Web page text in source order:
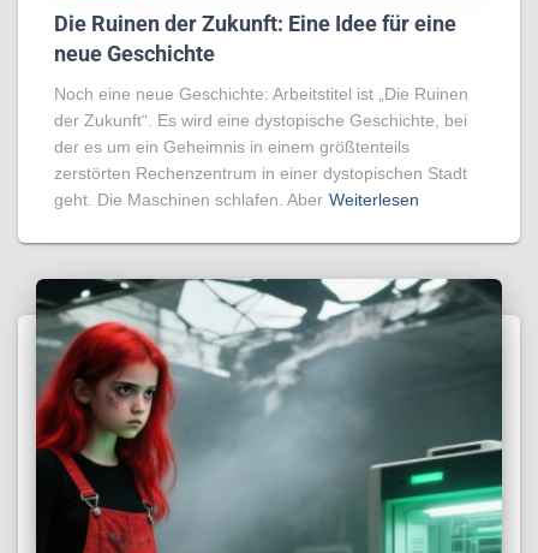
Die Ruinen der Zukunft: Eine Idee für eine
neue Geschichte
Noch eine neue Geschichte: Arbeitstitel ist „Die Ruinen
der Zukunft“. Es wird eine dystopische Geschichte, bei
der es um ein Geheimnis in einem größtenteils
zerstörten Rechenzentrum in einer dystopischen Stadt
geht. Die Maschinen schlafen. Aber Weiterlesen